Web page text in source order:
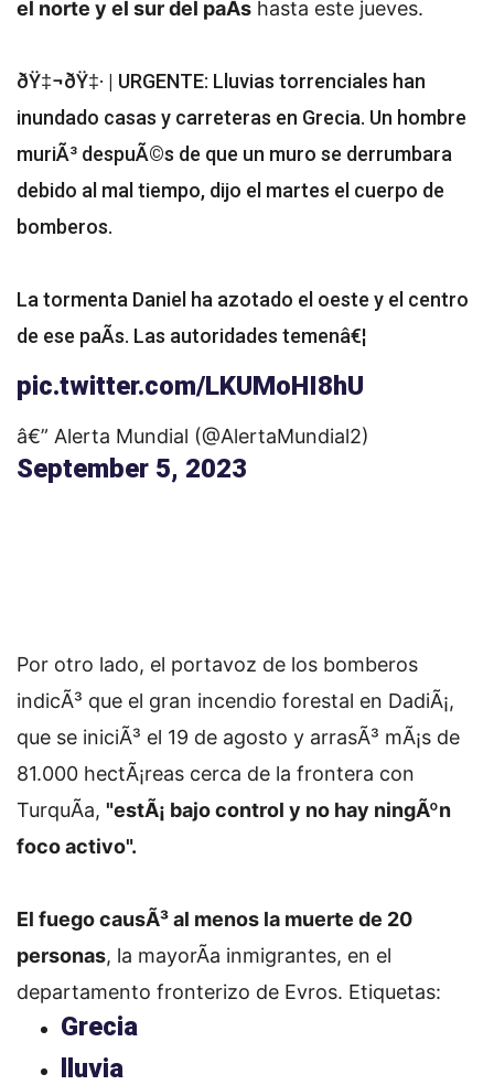
el norte y el sur del paÃ­s hasta este jueves.
ðŸ‡¬ðŸ‡· | URGENTE: Lluvias torrenciales han
inundado casas y carreteras en Grecia. Un hombre
muriÃ³ despuÃ©s de que un muro se derrumbara
debido al mal tiempo, dijo el martes el cuerpo de
bomberos.
La tormenta Daniel ha azotado el oeste y el centro
de ese paÃ­s. Las autoridades temenâ€¦
pic.twitter.com/LKUMoHI8hU
â€” Alerta Mundial (@AlertaMundial2)
September 5, 2023
Por otro lado, el portavoz de los bomberos
indicÃ³ que el gran incendio forestal en DadiÃ¡,
que se iniciÃ³ el 19 de agosto y arrasÃ³ mÃ¡s de
81.000 hectÃ¡reas cerca de la frontera con
TurquÃ­a, "estÃ¡ bajo control y no hay ningÃºn
foco activo".
El fuego causÃ³ al menos la muerte de 20
personas, la mayorÃ­a inmigrantes, en el
departamento fronterizo de Evros. Etiquetas:
Grecia
lluvia